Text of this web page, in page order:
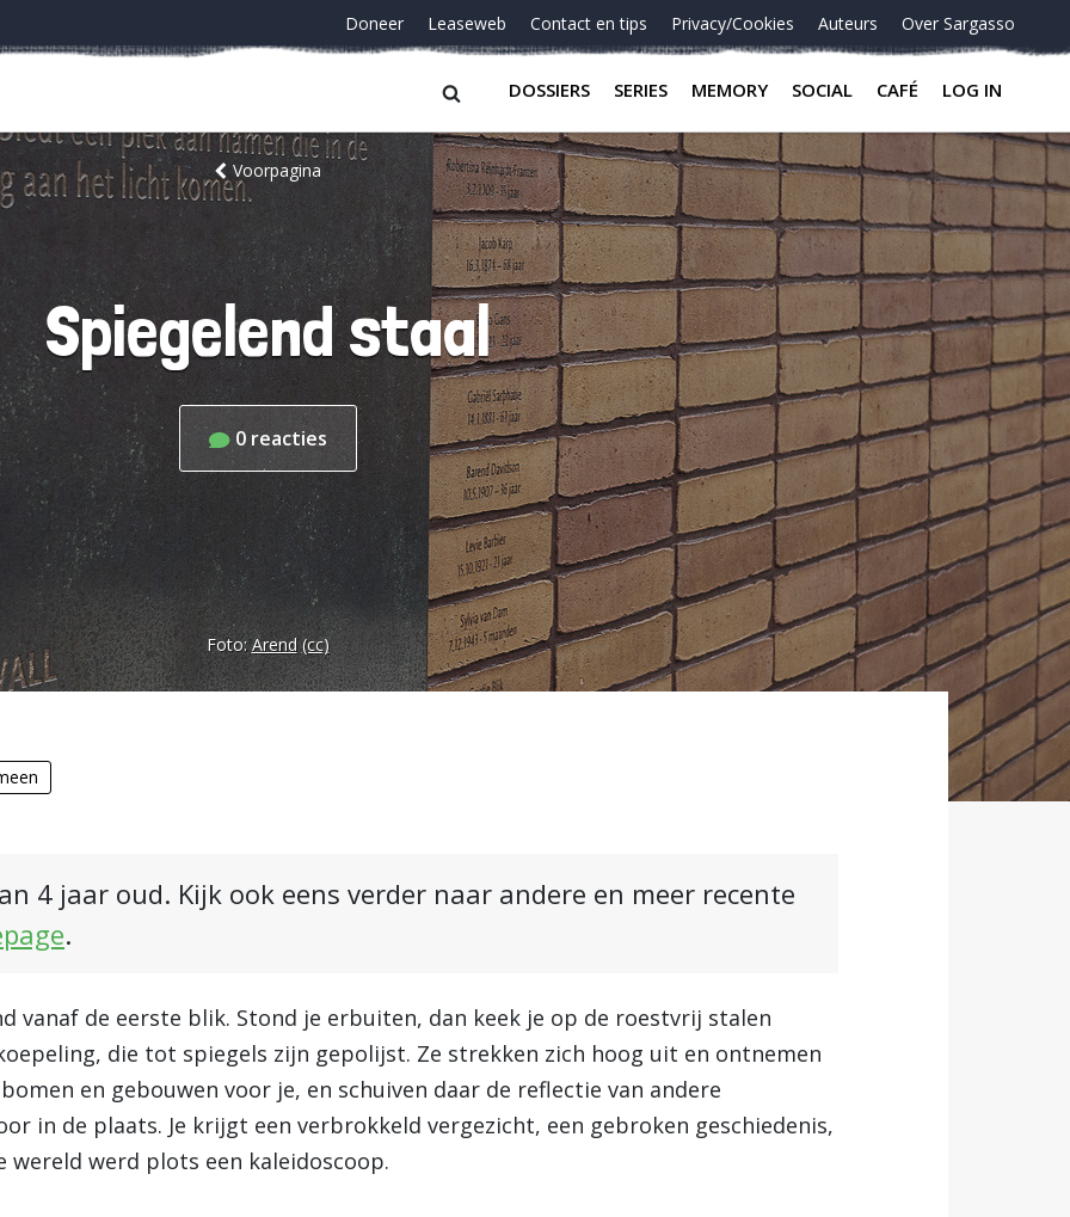
Doneer Leaseweb Contact en tips Privacy/Cookies Auteurs Over Sargasso
DOSSIERS SERIES MEMORY SOCIAL CAFÉ LOG IN
Voorpagina
Spiegelend staal
0 reacties
Foto:Arend (cc)
4 jaar oud. Kijk ook eens verder naar andere en meer recente
.
vanaf de eerste blik. Stond je erbuiten, dan keek je op de roestvrij stalen
die tot spiegels zijn gepolijst. Ze strekken zich hoog uit en ontnemen
en gebouwen voor je, en schuiven daar de reflectie van andere
in de plaats. Je krijgt een verbrokkeld vergezicht, een gebroken geschiedenis,
wereld werd plots een kaleidoscoop.